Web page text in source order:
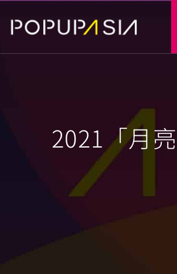
2021「月